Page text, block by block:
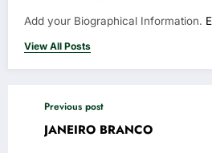
Add your Biographical Information.
View All Posts
Previous post
JANEIRO BRANCO